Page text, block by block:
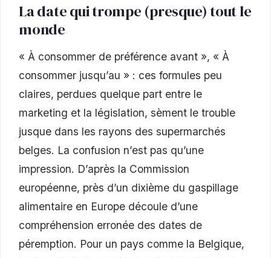
La date qui trompe (presque) tout le
monde
« À consommer de préférence avant », « À
consommer jusqu’au » : ces formules peu
claires, perdues quelque part entre le
marketing et la législation, sèment le trouble
jusque dans les rayons des supermarchés
belges. La confusion n’est pas qu’une
impression. D’après la Commission
européenne, près d’un dixième du gaspillage
alimentaire en Europe découle d’une
compréhension erronée des dates de
péremption. Pour un pays comme la Belgique,